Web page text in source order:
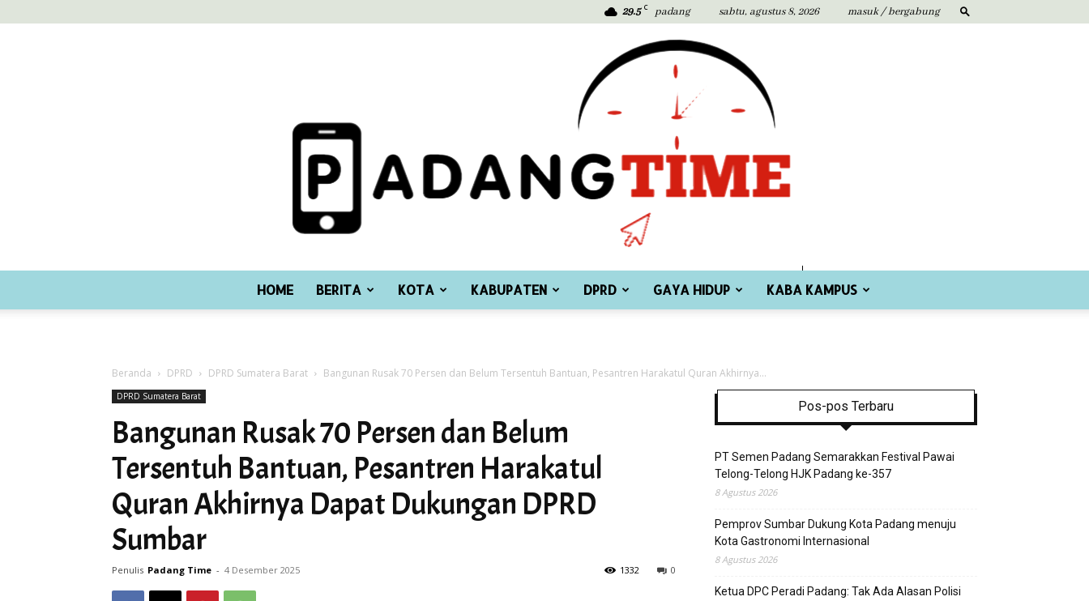
29.5 C padang sabtu, agustus 8, 2026 masuk / bergabung
Time
HOME BERITA KOTA KABUPATEN DPRD GAYA HIDUP KABA KAMPUS
Beranda DPRD DPRD Sumatera Barat Bangunan Rusak 70 Persen dan Belum Tersentuh Bantuan, Pesantren Harakatul Quran Akhirnya...
DPRD Sumatera Barat
Bangunan Rusak 70 Persen dan Belum
Tersentuh Bantuan, Pesantren Harakatul
Quran Akhirnya Dapat Dukungan DPRD
Sumbar
Penulis Padang Time - 4 Desember 2025 0
1332
Pos-pos Terbaru
PT Semen Padang Semarakkan Festival Pawai
Telong-Telong HJK Padang ke-357
8 Agustus 2026
Pemprov Sumbar Dukung Kota Padang menuju
Kota Gastronomi Internasional
8 Agustus 2026
Ketua DPC Peradi Padang: Tak Ada Alasan Polisi